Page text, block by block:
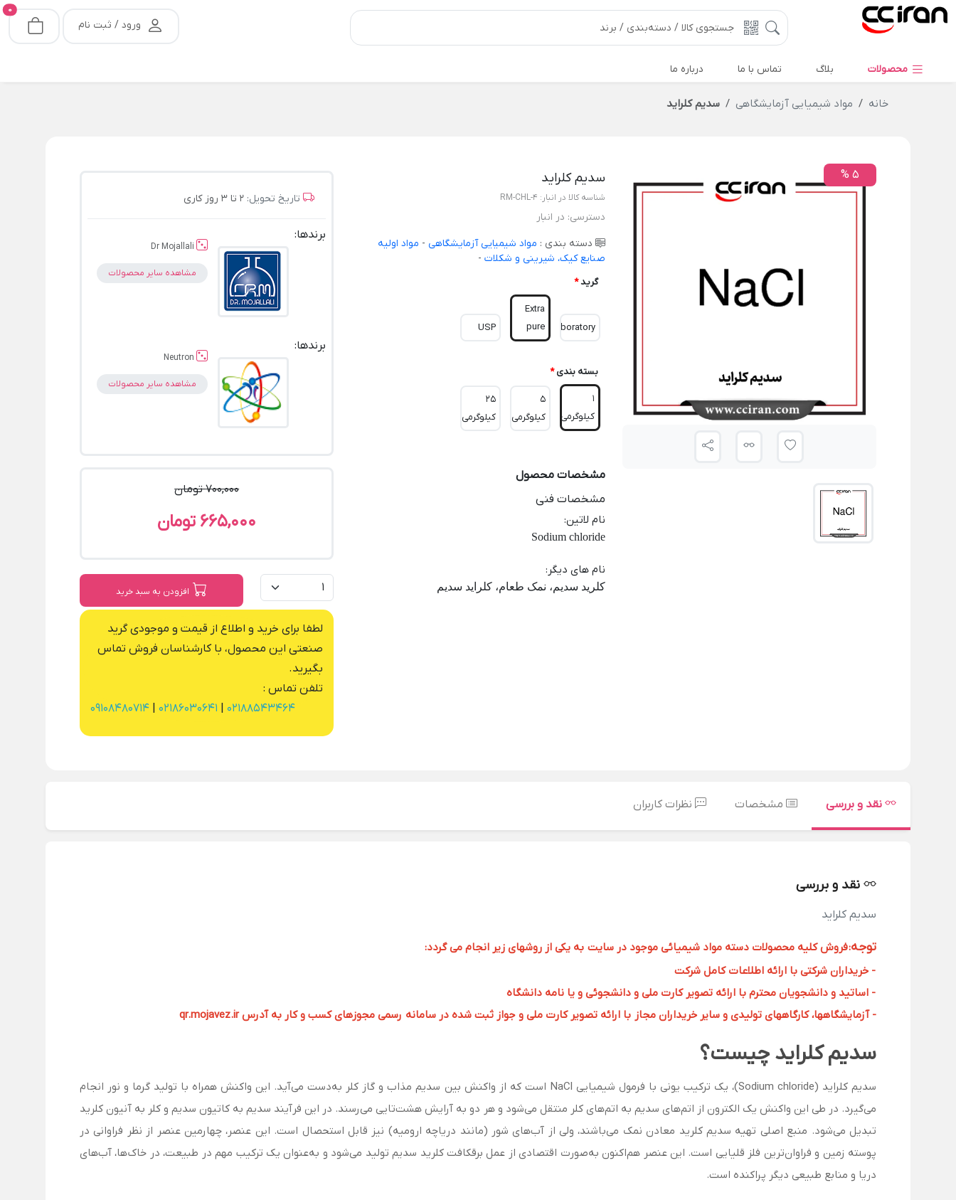
ورود / ثبت نام
0
محصولات بلاگ تماس با ما درباره ما
خانه مواد شیمیایی آزمایشگاهی سدیم کلراید
5 % سدیم کلراید
شناسه کالا در انبار: RM-CHL-4
دسترسی: در انبار
دسته بندی : مواد شیمیایی آزمایشگاهی - مواد اولیه
صنایع کیک، شیرینی و شکلات -
گرید*
Laboratory
Extra
pure
USP
بسته بندی *
1
کیلوگرمی
5
کیلوگرمی
25
کیلوگرمی
مشخصات محصول
مشخصات فنی
نام لاتین:
Sodium chloride
نام های دیگر :
کلرید سدیم، نمک طعام، کلراید سدیم
تاریخ تحویل: 2 تا 3 روز کاری
برندها:
Dr Mojallali
مشاهده سایر محصولات
برندها:
Neutron
مشاهده سایر محصولات
700,000 تومان
665,000 تومان
افزودن به سبد خرید
لطفا برای خرید و اطلاع از قیمت و موجودی گرید
صنعتی این محصول، با کارشناسان فروش تماس
بگیرید.
تلفن تماس :
02188543464
02186030641
09108480714
نقد و بررسی مشخصات نظرات کاربران
نقد و بررسی
سدیم کلراید
توجه:فروش کلیه محصولات دسته مواد شیمیائی موجود در سایت به یکی از روشهای زیر انجام می گردد:
- خریداران شرکتی با ارائه اطلاعات کامل شرکت
- اساتید و دانشجویان محترم با ارائه تصویر کارت ملی و دانشجوئی و یا نامه دانشگاه
- آزمایشگاهها، کارگاههای تولیدی و سایر خریداران مجاز با ارائه تصویر کارت ملی و جواز ثبت شده در سامانه رسمی مجوزهای کسب و کار به آدرس qr.mojavez.ir
سدیم کلراید چیست؟
سدیم کلراید (Sodium chloride)، یک ترکیب یونی با فرمول شیمیایی NaCl است که از واکنش بین سدیم مذاب و گاز کلر به‌دست می‌آید. این واکنش همراه با تولید گرما و نور انجام
می‌گیرد. در طی این واکنش یک الکترون از اتم‌های سدیم به اتم‌های کلر منتقل می‌شود و هر دو به آرایش هشت‌تایی می‌رسند. در این فرآیند سدیم به کاتیون سدیم و کلر به آنیون کلرید
تبدیل می‌شود. منبع اصلی تهیه سدیم کلرید معادن نمک می‌باشند، ولی از آب‌های شور (مانند دریاچه ارومیه) نیز قابل استحصال است. این عنصر، چهارمین عنصر از نظر فراوانی در
پوسته زمین و فراوان‌ترین فلز قلیایی است. این عنصر هم‌اکنون به‌صورت اقتصادی از عمل برقکافت کلرید سدیم تولید می‌شود و به‌عنوان یک ترکیب مهم در طبیعت، در خاک‌ها، آب‌های
دریا و منابع طبیعی دیگر پراکنده است.